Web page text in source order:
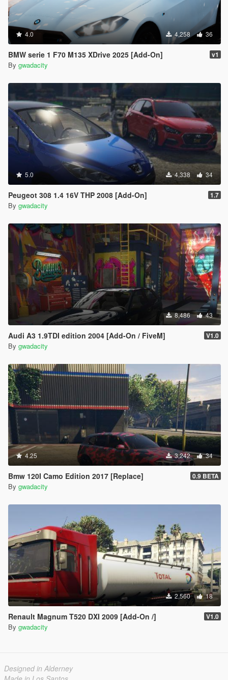
4.0 4,258 36
BMW serie 1 F70 M135 XDrive 2025 [Add-On] v1
By gwadacity
5.0 4,338 34
Peugeot 308 1.4 16V THP 2008 [Add-On] 1.7
By gwadacity
8,486 43
Audi A3 1.9TDI edition 2004 [Add-On / FiveM] V1.0
By gwadacity
4.25 3,242 34
Bmw 120I Camo Edition 2017 [Replace] 0.9 BETA
By gwadacity
2,560 18
Renault Magnum T520 DXI 2009 [Add-On /] V1.0
By gwadacity
Designed in Alderney